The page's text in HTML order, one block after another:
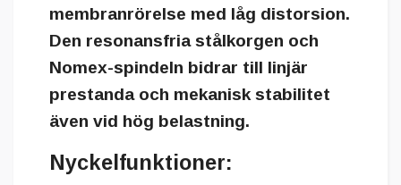
membranrörelse med låg distorsion.
Den resonansfria stålkorgen och
Nomex-spindeln bidrar till linjär
prestanda och mekanisk stabilitet
även vid hög belastning.
Nyckelfunktioner: